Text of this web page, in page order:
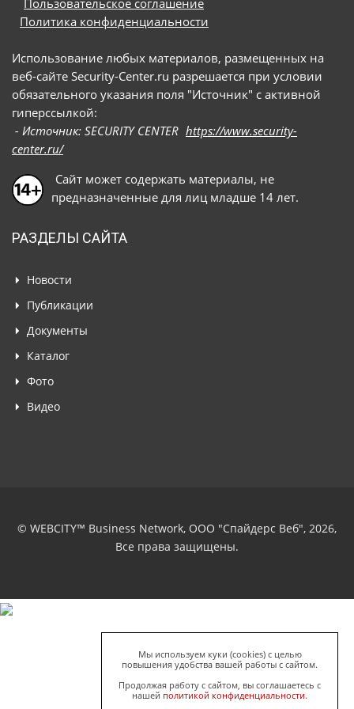
Пользовательское соглашение
Политика конфиденциальности
Использование любых материалов, размещенных на
веб-сайте Security-Center.ru разрешается при условии
обязательного указания поля "Источник" с активной
гиперссылкой:
- Источник: SECURITY CENTER https://www.security-
center.ru/
Сайт может содержать материалы, не
предназначенные для лиц младше 14 лет.
РАЗДЕЛЫ САЙТА
Новости
Публикации
Документы
Каталог
Фото
Видео
© WEBCITY™ Business Network, ООО "Спайдерс Веб", 2026,
Все права защищены.
Мы используем куки (cookies) с целью
повышения удобства вашей работы с сайтом.
Продолжая работу с сайтом, вы соглашаетесь с
нашей политикой конфиденциальности.